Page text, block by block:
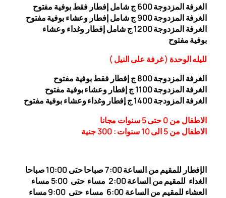
الغرفة المزدوجة
600 ج شامل إفطار فقط بوفية مفتوح
الغرفة المزدوجة 900 ج شامل إفطار وعشاء بوفية مفتوح
الغرفة المزدوجة 1200 ج شامل إفطار وغداء وعشاء
بوفيةمفتوح
لليله الوحدة (غرفة على النيل)
الغرفة المزدوجة
800
ج إفطار فقط بوفية مفتوح
الغرفة المزدوجة 1
100 ج إفطار وعشاء بوفية مفتوح
الغرفة المزودجة 1
400 ج إفطار وغداء وعشاء بوفية مفتوح
الاطفال من 0 حتى 5 سنوات مجانا
الاطفال من 5 الى 10 سنوات : 300
جنية
الإفطار للمقيم من الساعة 7:00 صباحا حتى 10:00
صباحا
الغداء للمقيم من الساعة 2:00 مساء حتى
5:00 مساء
العشاء للمقيم من الساعة 6:00 مساء حتى 9:00 مساء